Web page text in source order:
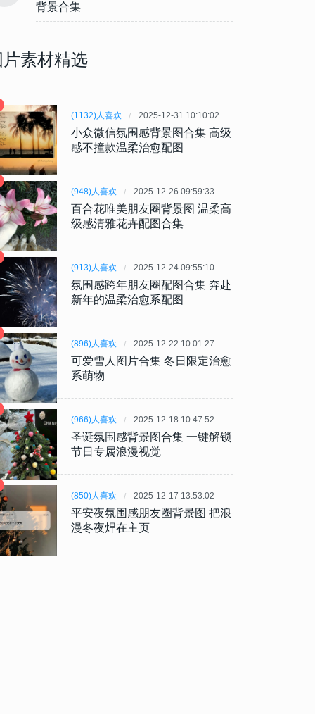
背景合集
片素材精选
(1132)人喜欢 2025-12-31 10:10:02
小众微信氛围感背景图合集 高级
感不撞款温柔治愈配图
(948)人喜欢 2025-12-26 09:59:33
百合花唯美朋友圈背景图 温柔高
级感清雅花卉配图合集
(913)人喜欢 2025-12-24 09:55:10
氛围感跨年朋友圈配图合集 奔赴
新年的温柔治愈系配图
(896)人喜欢 2025-12-22 10:01:27
可爱雪人图片合集 冬日限定治愈
系萌物
(966)人喜欢 2025-12-18 10:47:52
圣诞氛围感背景图合集 一键解锁
节日专属浪漫视觉
(850)人喜欢 2025-12-17 13:53:02
平安夜氛围感朋友圈背景图 把浪
漫冬夜焊在主页